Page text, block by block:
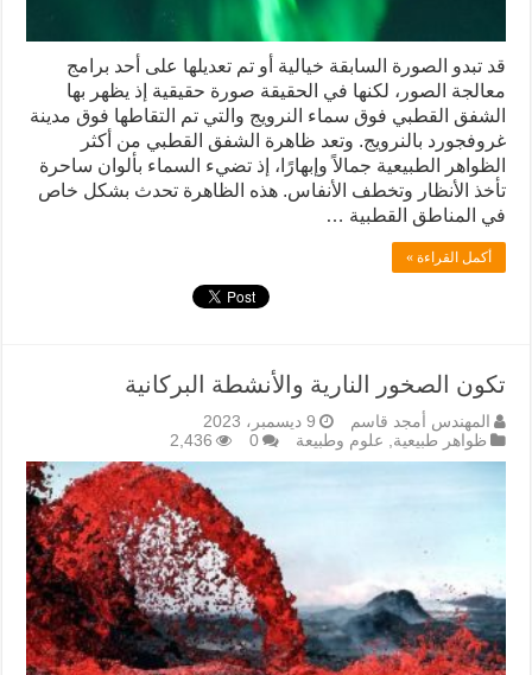
قد تبدو الصورة السابقة خيالية أو تم تعديلها على أحد برامج
معالجة الصور، لكنها في الحقيقة صورة حقيقية إذ يظهر بها
الشفق القطبي فوق سماء النرويج والتي تم التقاطها فوق مدينة
غروفجورد بالنرويج. وتعد ظاهرة الشفق القطبي من أكثر
الظواهر الطبيعية جمالاً وإبهارًا، إذ تضيء السماء بألوان ساحرة
تأخذ الأنظار وتخطف الأنفاس. هذه الظاهرة تحدث بشكل خاص
في المناطق القطبية …
أكمل القراءة »
تكون الصخور النارية والأنشطة البركانية
المهندس أمجد قاسم
9 ديسمبر، 2023
ظواهر طبيعية, علوم وطبيعة 0
2,436